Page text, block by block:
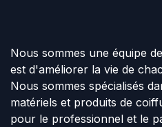
Nous sommes une équipe
est d'améliorer la vie de
Nous sommes spécialisés
matériels et produits de
pour le professionnel et le